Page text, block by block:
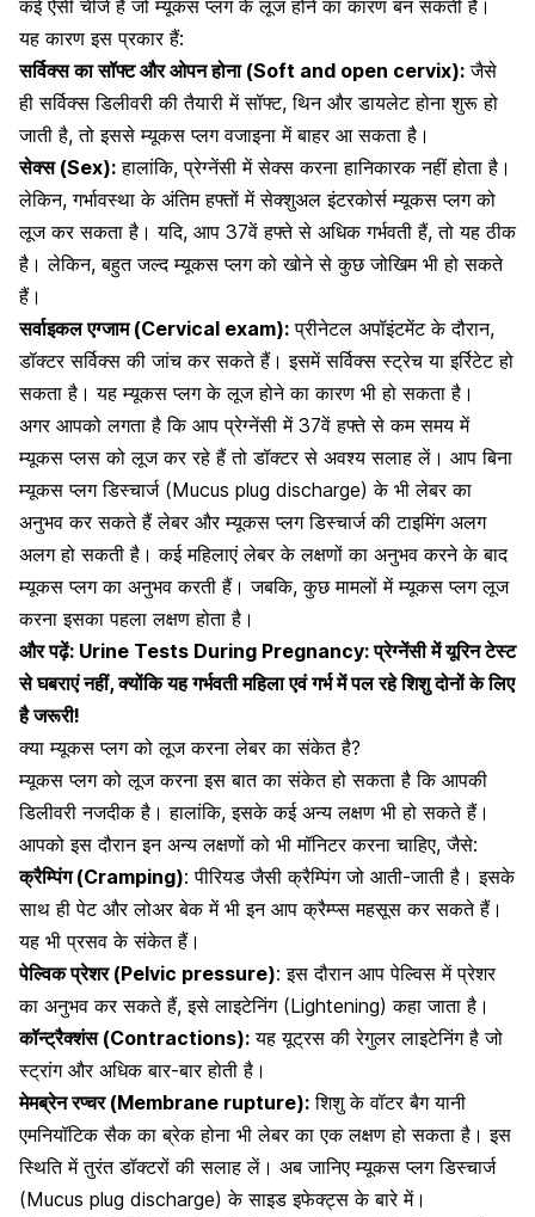
कई ऐसी चीजें हैं जो म्यूकस प्लग के लूज होने का कारण बन सकती हैं।
यह कारण इस प्रकार हैं:
सर्विक्स का सॉफ्ट और ओपन होना (Soft and open cervix): जैसे
हीसर्विक्स डिलीवरी की तैयारी में सॉफ्ट, थिन और डायलेट होना शुरू हो
जाती है, तो इससे म्यूकस प्लग वजाइना में बाहर आ सकता है।
सेक्स (Sex): हालांकि, प्रेग्नेंसी में सेक्स करना हानिकारक नहीं होता है।
लेकिन, गर्भावस्था के अंतिम हफ्तों मेंसेक्शुअल इंटरकोर्स म्यूकस प्लगको
लूज कर सकता है। यदि, आप 37वें हफ्ते से अधिक गर्भवती हैं, तो यह ठीक
है। लेकिन, बहुत जल्द म्यूकस प्लग को खोने से कुछ जोखिम भी हो सकते
हैं।
सर्वाइकल एग्जाम (Cervical exam): प्रीनेटल अपॉइंटमेंट के दौरान,
डॉक्टर सर्विक्स की जांच कर सकते हैं। इसमें सर्विक्स स्ट्रेच या इर्रिटेट हो
सकता है। यह म्यूकस प्लग के लूज होने का कारण भी हो सकता है।
अगर आपको लगता है कि आपप्रेग्नेंसी में 37वें हफ्ते से कम समय में
म्यूकस प्लस को लूज कर रहे हैं तो डॉक्टर से अवश्य सलाह लें। आप बिना
म्यूकस प्लग डिस्चार्ज (Mucus plug discharge) के भी लेबर का
अनुभव कर सकते हैं लेबर और म्यूकस प्लग डिस्चार्ज की टाइमिंग अलग
अलग हो सकती है। कई महिलाएं लेबर के लक्षणों का अनुभव करने के बाद
म्यूकस प्लग का अनुभव करती हैं। जबकि, कुछ मामलों में म्यूकस प्लग लूज
करना इसका पहला लक्षण होता है।
और पढ़ें: Urine Tests During Pregnancy: प्रेग्नेंसी में यूरिन टेस्ट
से घबराएं नहीं, क्योंकि यह गर्भवती महिला एवं गर्भ में पल रहे शिशु दोनों के लिए
है जरूरी!
क्या म्यूकस प्लग को लूज करना लेबर का संकेत है?
म्यूकस प्लग को लूज करना इस बात का संकेत हो सकता है कि आपकी
डिलीवरी नजदीक है। हालांकि, इसके कई अन्य लक्षण भी हो सकते हैं।
आपको इस दौरान इन अन्य लक्षणों को भी मॉनिटर करना चाहिए, जैसे:
क्रैम्पिंग (Cramping):पीरियड जैसी क्रैम्पिंग जो आती-जाती है । इसके
साथ ही पेट और लोअर बेक में भी इन आपक्रैम्प्स महसूस कर सकते हैं।
यह भी प्रसव के संकेत हैं।
पेल्विक प्रेशर (Pelvic pressure): इस दौरान आप पेल्विस में प्रेशर
का अनुभव कर सकते हैं, इसे लाइटेनिंग (Lightening) कहा जाता है।
कॉन्ट्रैक्शंस (Contractions): यह यूट्रस की रेगुलर लाइटेनिंग है जो
स्ट्रांग और अधिक बार-बार होती है।
मेमब्रेन रप्चर (Membrane rupture): शिशु के वॉटर बैग यानी
एमनियॉटिक सैक का ब्रेक होना भी लेबर का एक लक्षण हो सकता है। इस
स्थिति में तुरंत डॉक्टरों की सलाह लें। अब जानिए म्यूकस प्लग डिस्चार्ज
(Mucus plug discharge) के साइड इफेक्ट्स के बारे में।